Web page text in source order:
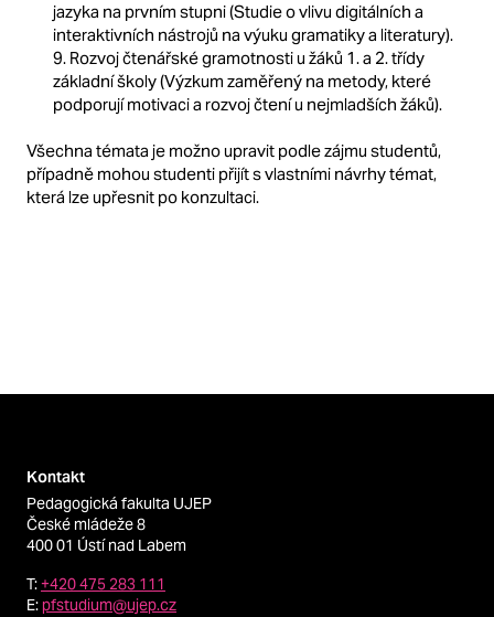
jazyka na prvním stupni (Studie o vlivu digitálních a
interaktivních nástrojů na výuku gramatiky a literatury).
9. Rozvoj čtenářské gramotnosti u žáků 1. a 2. třídy
základní školy (Výzkum zaměřený na metody, které
podporují motivaci a rozvoj čtení u nejmladších žáků).
Všechna témata je možno upravit podle zájmu studentů,
případně mohou studenti přijít s vlastními návrhy témat,
která lze upřesnit po konzultaci.
Kontakt
Pedagogická fakulta UJEP
České mládeže 8
400 01 Ústí nad Labem
T:+420 475 283 111
E:pfstudium@ujep.cz